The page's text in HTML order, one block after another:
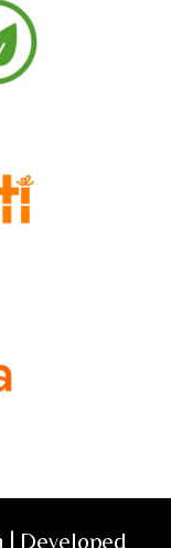
| Developed